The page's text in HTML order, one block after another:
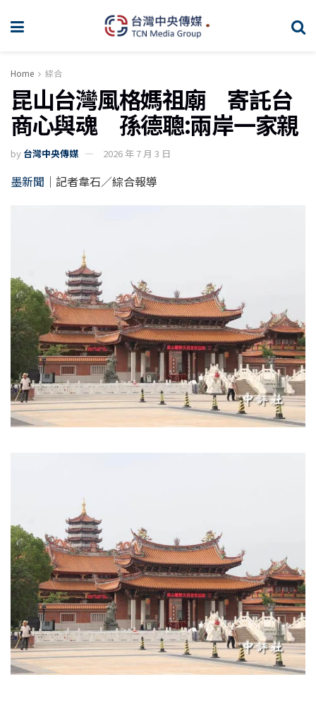
Home 綜合
昆山台灣風格媽祖廟 寄託台
商心與魂 孫德聰:兩岸一家親
by 台灣中央傳媒 2026 年 7 月 3 日
墨新聞 ｜記者韋石／綜合報導